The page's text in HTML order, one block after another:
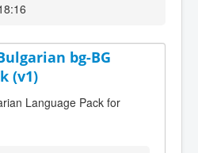
bg-BG
(v1)
Language Pack for